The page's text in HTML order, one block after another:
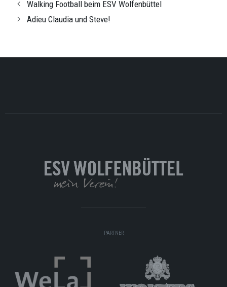
Walking Football beim ESV Wolfenbüttel
Adieu Claudia und Steve!
PARTNER